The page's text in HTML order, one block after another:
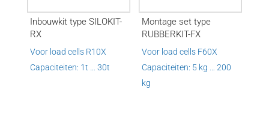
Inbouwkit type SILOKIT-
RX
Voor load cells R10X
Capaciteiten: 1t … 30t
Montage set type
RUBBERKIT-FX
Voor load cells F60X
Capaciteiten: 5 kg … 200
kg